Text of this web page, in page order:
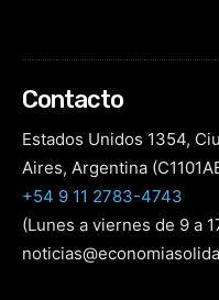
Contacto
Estados Unidos 1354,
Aires, Argentina
+54 9 11 2783-4743
(Lunes a viernes de 9 a